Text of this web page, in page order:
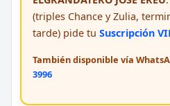
(triples Chance y Zulia,
tarde) pide tu Suscripción
También disponible vía
3996